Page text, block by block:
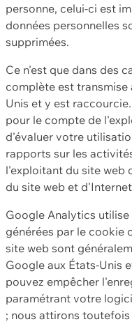
personne, celui-ci est
données personnelles
supprimées.
Ce n'est que dans des
complète est transmise
Unis et y est
pour le compte de
d'évaluer votre
rapports sur les
l'exploitant du site web
du site web et
Google Analytics
générées par le cookie
site web sont
Google aux États-Unis
pouvez empêcher
paramétrant votre
; nous attirons